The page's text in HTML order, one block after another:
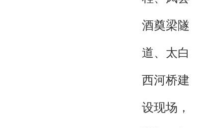
酒奠梁隧
道、太白
西河桥建
设现场，